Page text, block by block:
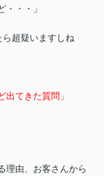
・・・」
超疑いますしね
出てきた質問」
理由、お客さんから